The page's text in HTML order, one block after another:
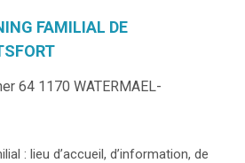
FAMILIAL DE
64 1170 WATERMAEL-
: lieu d’accueil, d’information, de